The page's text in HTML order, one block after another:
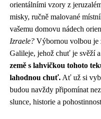
orientálními vzory z
misky, ručně malované
vašemu domovu nádech
Izraele? Výbornou volbou je
Galileje, jehož chuť je svěží
země s lahvičkou tohoto
lahodnou chuť. Ať už si
budou navždy připomínat
slunce, historie a